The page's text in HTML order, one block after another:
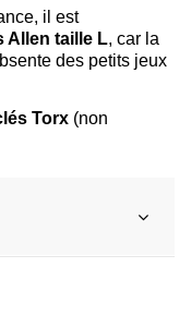
il est
Allen taille L, car la
des petits jeux
Torx (non